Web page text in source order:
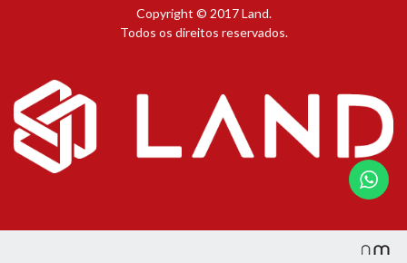
Copyright © 2017 Land.
Todos os direitos reservados.